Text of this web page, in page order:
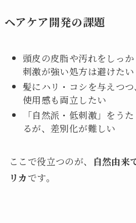
ヘアケア開発の課題
頭皮の皮脂や汚れをしっか
刺激が強い処方は避けたい
髪にハリ・コシを与えつ
使用感も両立したい
「自然派・低刺激」をう
るが、差別化が難しい
ここで役立つのが、
自然由来
リカです。